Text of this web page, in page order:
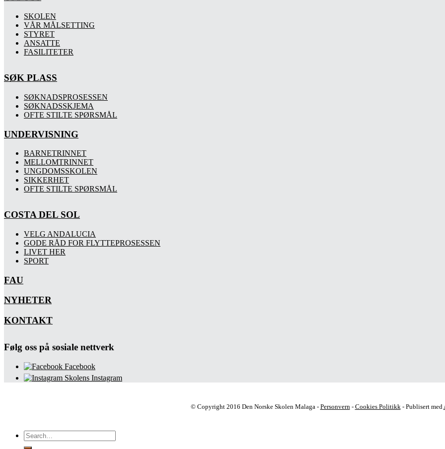
SKOLEN
VÅR MÅLSETTING
STYRET
ANSATTE
FASILITETER
SØK PLASS
SØKNADSPROSESSEN
SØKNADSSKJEMA
OFTE STILTE SPØRSMÅL
UNDERVISNING
BARNETRINNET
MELLOMTRINNET
UNGDOMSSKOLEN
SIKKERHET
OFTE STILTE SPØRSMÅL
COSTA DEL SOL
VELG ANDALUCIA
GODE RÅD FOR FLYTTEPROSESSEN
LIVET HER
SPORT
FAU
NYHETER
KONTAKT
Følg oss på sosiale nettverk
Facebook
Skolens Instagram
© Copyright 2016 Den Norske Skolen Malaga - Personvern - Cookies Politikk - Publisert med